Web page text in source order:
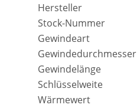
Hersteller
Stock-Nummer
Gewindeart
Gewindedurchmesser
Gewindelänge
Schlüsselweite
Wärmewert